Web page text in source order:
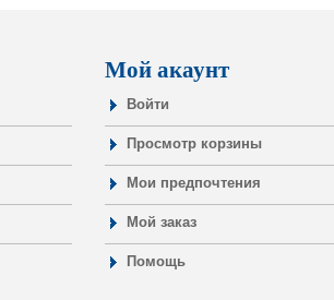
Мой акаунт
Войти
Просмотр корзины
Мои предпочтения
Мой заказ
Помощь